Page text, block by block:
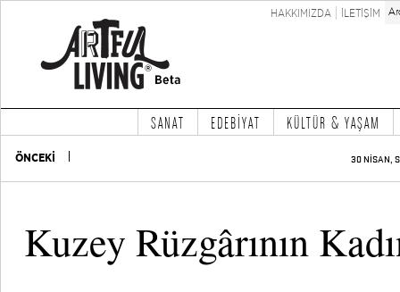
HAKKIMIZDA İLETİŞİM
SANAT EDEBİYAT KÜLTÜR & YAŞAM
ÖNCEKİ 30 NİSAN,
Kuzey Rüzgârının